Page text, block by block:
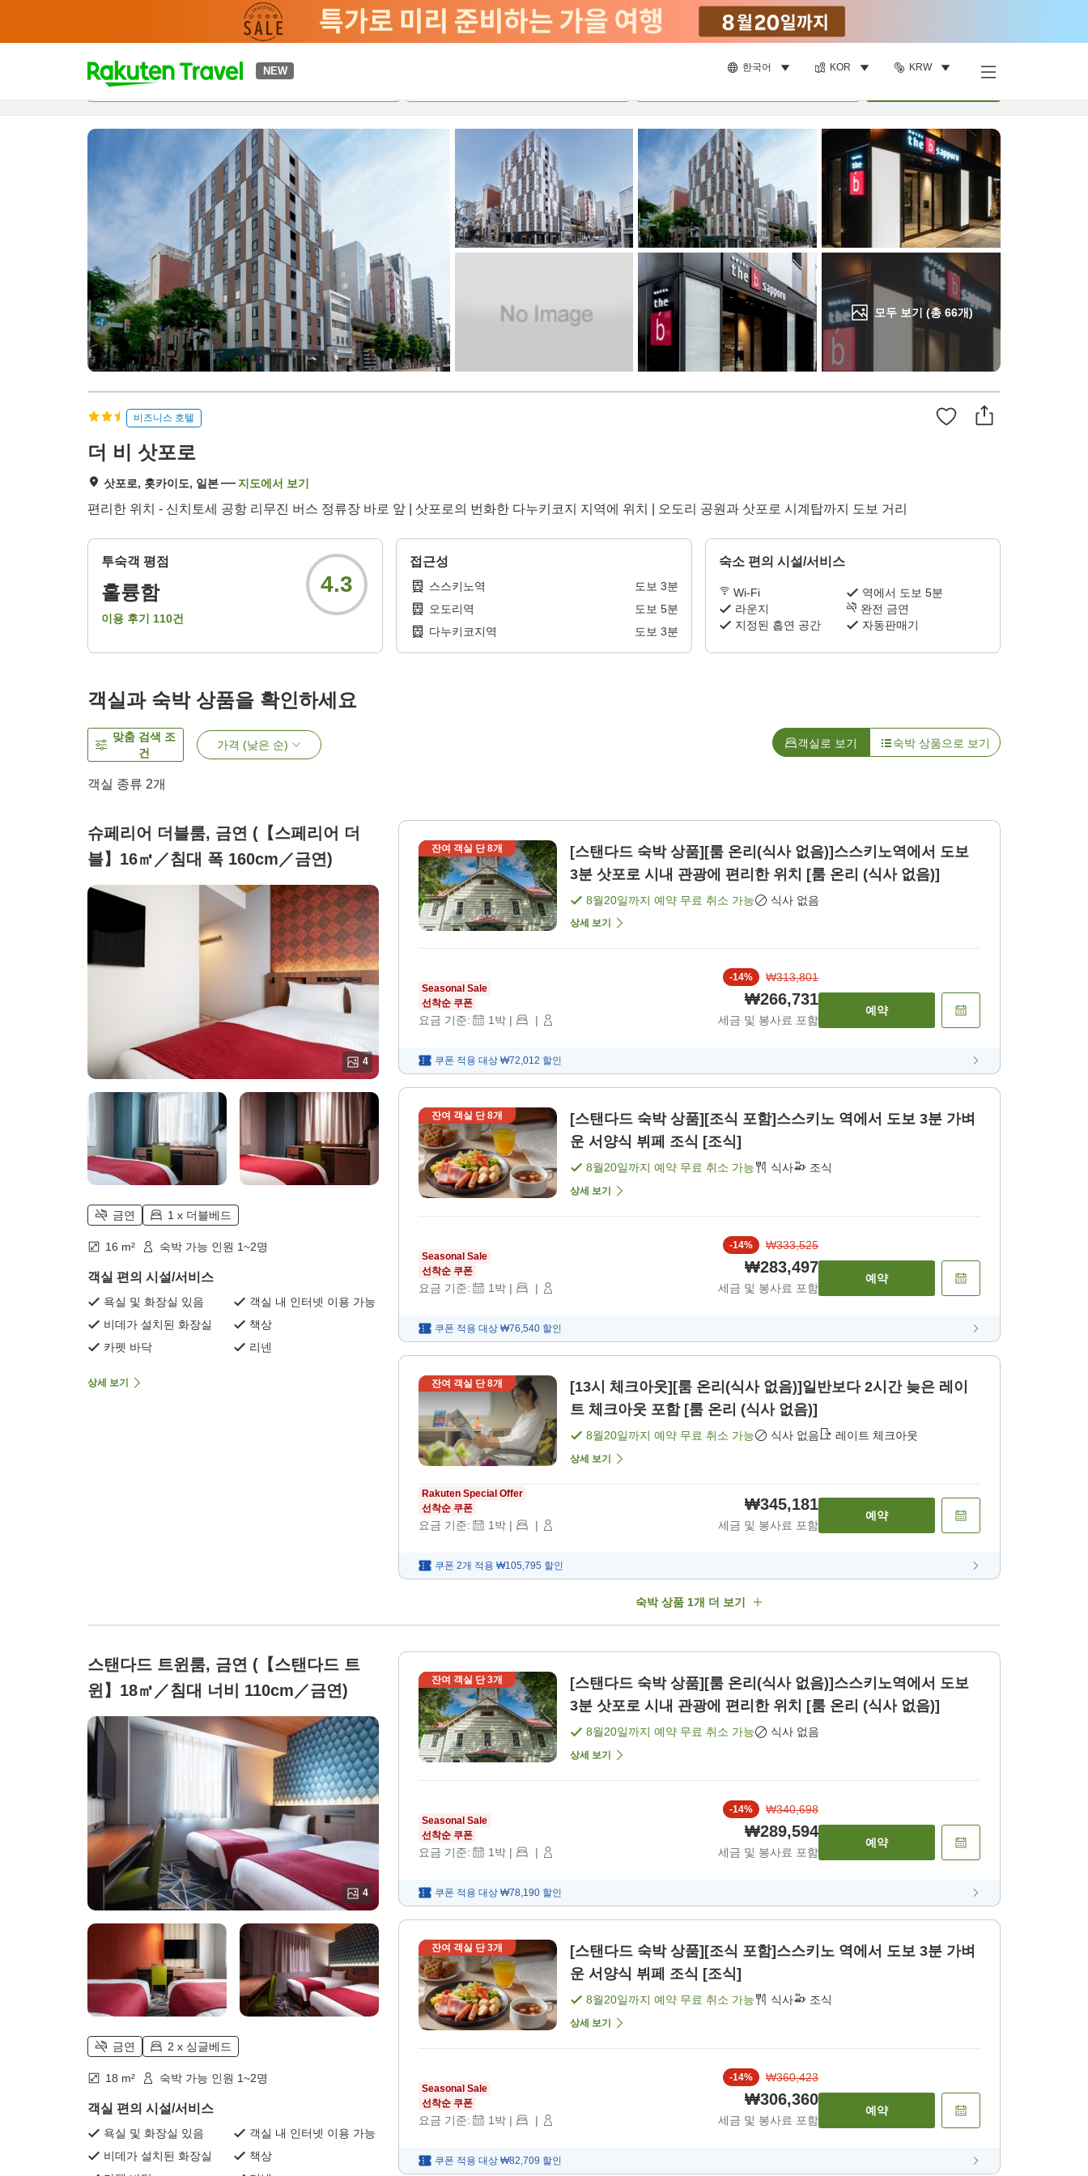
NEW 한국어 KOR KRW
t
p
a
h
모두 보기 (총66개)
개요객실 & 숙박 상품이용 후기 편의 시설/서비스
비즈니스 호텔
더 비 삿포로
삿포로, 홋카이도, 일본 지도에서 보기
편리한 위치 - 신치토세 공항 리무진 버스 정류장 바로 앞 | 삿포로의 번화한 다누키코지 지역에 위치 | 오도리 공원과 삿포로 시계탑까지 도보 거리
투숙객 평점
훌륭함
이용 후기 110건
4.3
접근성
스스키노역 도보 3분
오도리역
도보 5분
다누키코지역
도보 3분
숙소 편의 시설/서비스
Wi-Fi
역에서 도보 5분
라운지
완전 금연
지정된 흡연 공간
자동판매기
객실과 숙박 상품을 확인하세요
맞춤 검색 조
건
가격 (낮은 순) 객실로 보기 숙박 상품으로 보기
객실 종류 2개
슈페리어 더블룸, 금연 (【스페리어 더
블】16㎡／침대 폭 160cm／금연)
4
금연 1 x 더블베드
16 m² 숙박 가능 인원 1~2명
객실 편의 시설/서비스
욕실 및 화장실 있음
객실 내 인터넷 이용 가능
비데가 설치된 화장실
책상
카펫 바닥
리넨
상세 보기
잔여 객실 단8개
[스탠다드 숙박 상품][룸 온리(식사 없음)]스스키노역에서 도보
3분 삿포로 시내 관광에 편리한 위치 [룸 온리 (식사 없음)]
8월20일까지 예약 무료 취소 가능 식사 없음
상세 보기
Seasonal Sale
선착순 쿠폰
요금 기준: 1박 | |
-14% ₩313,801
₩266,731
세금 및 봉사료 포함
예약
쿠폰 적용 대상 ₩72,012 할인
잔여 객실 단8개
[스탠다드 숙박 상품][조식 포함]스스키노 역에서 도보 3분 가벼
운 서양식 뷔페 조식 [조식]
8월20일까지 예약 무료 취소 가능 식사 조식
상세 보기
Seasonal Sale
선착순 쿠폰
요금 기준: 1박 | |
-14% ₩333,525
₩283,497
세금 및 봉사료 포함
예약
쿠폰 적용 대상 ₩76,540 할인
잔여 객실 단8개
[13시 체크아웃][룸 온리(식사 없음)]일반보다 2시간 늦은 레이
트 체크아웃 포함 [룸 온리 (식사 없음)]
8월20일까지 예약 무료 취소 가능 식사 없음 레이트 체크아웃
상세 보기
Rakuten Special Offer
선착순 쿠폰
요금 기준: 1박 | |
₩345,181
세금 및 봉사료 포함
예약
쿠폰 2개 적용 ₩105,795 할인
숙박 상품 1개 더 보기
스탠다드 트윈룸, 금연 (【스탠다드 트
윈】18㎡／침대 너비 110cm／금연)
4
금연 2 x 싱글베드
18 m² 숙박 가능 인원 1~2명
객실 편의 시설/서비스
욕실 및 화장실 있음
객실 내 인터넷 이용 가능
비데가 설치된 화장실
책상
잔여 객실 단3개
[스탠다드 숙박 상품][룸 온리(식사 없음)]스스키노역에서 도보
3분 삿포로 시내 관광에 편리한 위치 [룸 온리 (식사 없음)]
8월20일까지 예약 무료 취소 가능 식사 없음
상세 보기
Seasonal Sale
선착순 쿠폰
요금 기준: 1 박 | |
-14% ₩340,698
₩289,594
세금 및 봉사료 포함
예약
쿠폰 적용 대상 ₩78,190 할인
잔여 객실 단3개
[스탠다드 숙박 상품][조식 포함]스스키노 역에서 도보 3분 가벼
운 서양식 뷔페 조식 [조식]
8월20일까지 예약 무료 취소 가능 식사 조식
상세 보기
Seasonal Sale
선착순 쿠폰
요금 기준: 1 박 | |
-14% ₩360,423
₩306,360
세금 및 봉사료 포함
예약
쿠폰 적용 대상 ₩82,709 할인